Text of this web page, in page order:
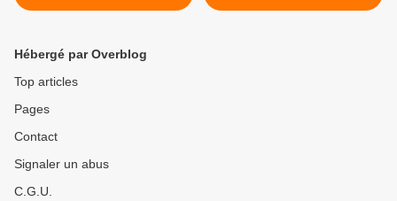
Hébergé par Overblog
Top articles
Pages
Contact
Signaler un abus
C.G.U.